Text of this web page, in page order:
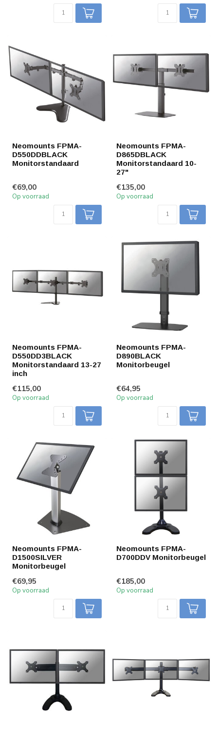
Neomounts FPMA-
D550DDBLACK
Monitorstandaard
€69,00
Op voorraad
Neomounts FPMA-
D865DBLACK
Monitorstandaard 10-
27"
€135,00
Op voorraad
Neomounts FPMA-
D550DD3BLACK
Monitorstandaard 13-27
inch
€115,00
Op voorraad
Neomounts FPMA-
D890BLACK
Monitorbeugel
€64,95
Op voorraad
Neomounts FPMA-
D1500SILVER
Monitorbeugel
€69,95
Op voorraad
Neomounts FPMA-
D700DDV Monitorbeugel
€185,00
Op voorraad